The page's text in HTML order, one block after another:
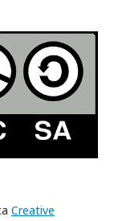
Creative